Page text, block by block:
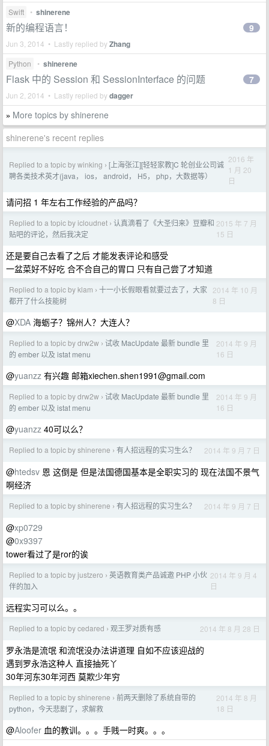
Swift • shinerene
新的编程语言！
Jun 3, 2014 • Lastly replied byZhang
9
Python • shinerene
Flask 中的 Session 和 SessionInterface 的问题
Jun 2, 2014 • Lastly replied bydagger
7
» More topics by shinerene
shinerene's recent replies
Replied to a topic by winking › [上海张江][轻轻家教]C 轮创业公司诚
聘各类技术英才(java， ios， android， H5， php，大数据等）
2016 年
1 月 20
日
请问招 1 年左右工作经验的产品吗？
Replied to a topic by icloudnet › 认真滴看了《大圣归来》豆瓣和
贴吧的评论，然后我决定
2015 年 7 月
15 日
还是要自己去看了之后 才能发表评论和感受
一盆菜好不好吃 合不合自己的胃口 只有自己尝了才知道
Replied to a topic by klam › 十一小长假眼看就要过去了，大家
都开了什么技能树
2014 年 10 月
8 日
@XDA 海蛎子？锦州人？大连人？
Replied to a topic by drw2w › 试收 MacUpdate 最新 bundle 里
的 ember 以及 istat menu
2014 年 9 月
16 日
@yuanzz 有兴趣 邮箱xiechen.shen1991@gmail.com
Replied to a topic by drw2w › 试收 MacUpdate 最新 bundle 里
的 ember 以及 istat menu
2014 年 9 月
16 日
@yuanzz 40可以么？
Replied to a topic by shinerene › 有人招远程的实习生么？ 2014 年 9 月 7 日
@htedsv 恩 这倒是 但是法国德国基本是全职实习的 现在法国不景气
啊经济
Replied to a topic by shinerene › 有人招远程的实习生么？ 2014 年 9 月 7 日
@xp0729
@0x9397
tower看过了是ror的诶
Replied to a topic by justzero › 英语教育类产品诚邀 PHP 小伙
伴的加入
2014 年 9 月 4
日
远程实习可以么。。
Replied to a topic by cedared › 观王罗对质有感 2014 年 8 月 28 日
罗永浩是流氓 和流氓没办法讲道理 自如不应该迎战的
遇到罗永浩这种人 直接抽死丫
30年河东30年河西 莫欺少年穷
Replied to a topic by shinerene › 前两天删除了系统自带的
python，今天悲剧了，求解救
2014 年 8 月
18 日
@Aloofer 血的教训。。。手贱一时爽。。。